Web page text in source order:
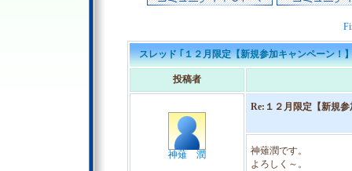
スレッド ｢１２月限定【新規参加キャンペーン！
投稿者
神薙 潤
Re:１２月限定【新規
神薙潤です。
よろしく～。